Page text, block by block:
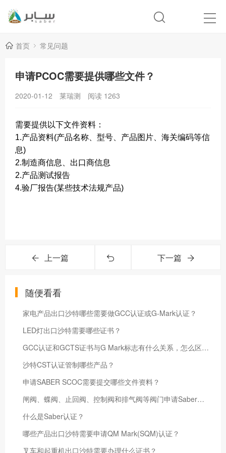
首页 常见问题
申请PCOC需要提供哪些文件？
2020-01-12 莱瑞测 阅读 1263
需要提供以下文件资料：
1.产品资料(产品名称、型号、产品图片、海关编码等信
息)
2.制造商信息、出口商信息
2.产品测试报告
4.验厂报告(某些技术法规产品)
上一篇 下一篇
随便看看
家电产品出口沙特哪些需要做GCC认证或G-Mark认证？
LED灯出口沙特需要哪些证书？
GCC认证和GCTS证书与G Mark标志有什么关系，怎么区分？
沙特CST认证管制哪些产品？
申请SABER SCOC需要提交哪些文件资料？
闸阀、蝶阀、止回阀、控制阀和排气阀等阀门申请Saber认证都需要符合什么标准？
什么是Saber认证？
哪些产品出口沙特需要申请QM Mark(SQM)认证？
叉车和起重机出口沙特需要办理什么证书？